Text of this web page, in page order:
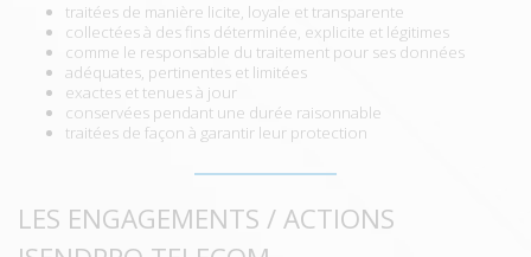
traitées de manière licite, loyale et transparente
collectées à des fins déterminée, explicite et légitimes
comme le responsable du traitement pour ses données
adéquates, pertinentes et limitées
exactes et tenues à jour
conservées pendant une durée raisonnable
traitées de façon à garantir leur protection
LES ENGAGEMENTS / ACTIONS